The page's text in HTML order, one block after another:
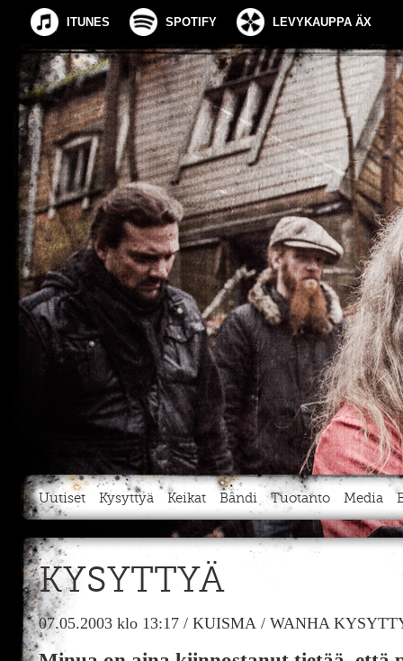
ITUNES SPOTIFY LEVYKAUPPA ÄX
Uutiset Kysyttyä Keikat Bändi Tuotanto Media
KYSYTTYÄ
07.05.2003 klo 13:17 / KUISMA / WANHA